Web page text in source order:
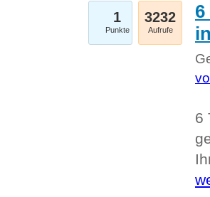
1
Punkte
3232
Aufrufe
6